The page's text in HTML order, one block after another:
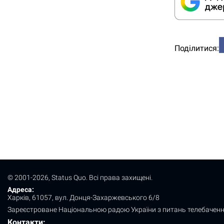
Поділитися:
© 2001-2026, Status Quo. Всі права захищені.
Адреса:
Харків, 61057, вул. Донця-Захаржевського 6/8
Зареєстроване Національною радою України з питань